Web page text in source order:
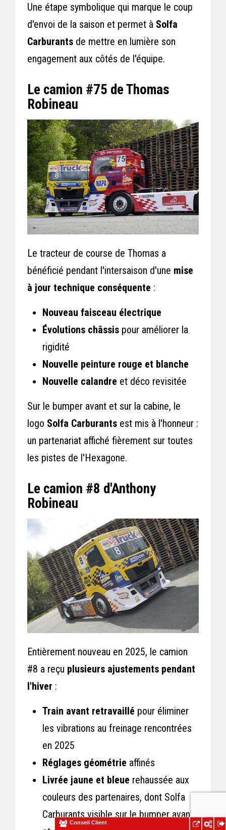
Une étape symbolique qui marque le coup
d'envoi de la saison et permet à Solfa
Carburants de mettre en lumière son
engagement aux côtés de l'équipe.
Le camion #75 de Thomas
Robineau
Le tracteur de course de Thomas a
bénéficié pendant l'intersaison d'une mise
à jour technique conséquente :
Nouveau faisceau électrique
Évolutions châssis pour améliorer la
rigidité
Nouvelle peinture rouge et blanche
Nouvelle calandre et déco revisitée
Sur le bumper avant et sur la cabine, le
logo Solfa Carburants est mis à l'honneur :
un partenariat affiché fièrement sur toutes
les pistes de l'Hexagone.
Le camion #8 d'Anthony
Robineau
Entièrement nouveau en 2025, le camion
#8 a reçu plusieurs ajustements pendant
l'hiver :
Train avant retravaillé pour éliminer
les vibrations au freinage rencontrées
en 2025
Réglages géométrie affinés
Livrée jaune et bleue rehaussée aux
couleurs des partenaires, dont Solfa
Carburants visible sur le bumper avant
Conseil Client